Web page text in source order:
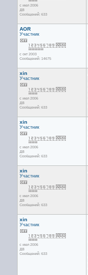
с июл 2006
ДВ
Сообщений: 633
AOR
Участник
с окт 2003
Сообщений: 14675
xin
Участник
с июл 2006
ДВ
Сообщений: 633
xin
Участник
с июл 2006
ДВ
Сообщений: 633
xin
Участник
с июл 2006
ДВ
Сообщений: 633
xin
Участник
с июл 2006
ДВ
Сообщений: 633